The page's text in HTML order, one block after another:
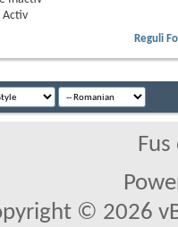
Activ
Reguli
© 2026